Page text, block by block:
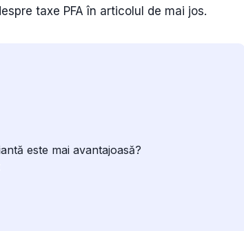
taxe PFA în articolul de mai jos.
este mai avantajoasă?